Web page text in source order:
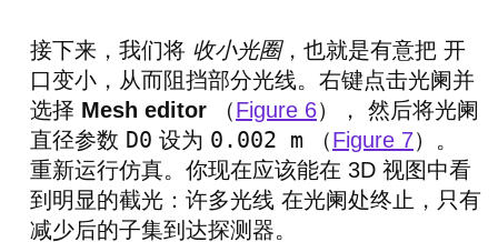
接下来，我们将 收小光圈，也就是有意把 开
口变小，从而阻挡部分光线。右键点击光阑并
选择 Mesh editor （Figure 6）， 然后将光阑
直径参数 D0 设为 0.002 m （Figure 7）。
重新运行仿真。你现在应该能在 3D 视图中看
到明显的截光：许多光线 在光阑处终止，只有
减少后的子集到达探测器。